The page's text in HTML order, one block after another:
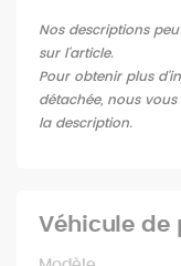
Nos descriptions
sur l'article.
Pour obtenir plus
détachée, nous
la description.
Véhicule de